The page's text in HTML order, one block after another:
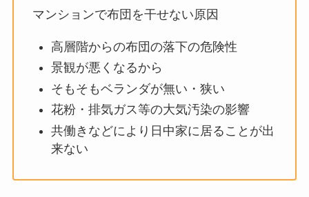
マンションで布団を干せない原因
高層階からの布団の落下の危険性
景観が悪くなるから
そもそもベランダが無い・狭い
花粉・排気ガス等の大気汚染の影響
共働きなどにより日中家に居ることが出
来ない